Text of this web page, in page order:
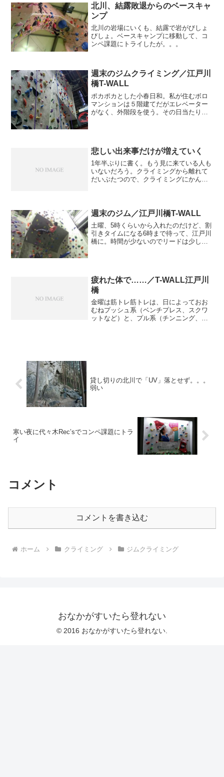
北川、結露敗退からのベースキャ
ンプ
北川の岩場にいくも、結露で岩がびしょ
びしょ。ベースキャンプに移動して、コ
ンペ課題にトライしたが。。。
週末のジムクライミング／江戸川
橋T-WALL
ポカポカとした小春日和。私が住むボロ
マンションは５階建てだがエレベーター
がなく、外階段を使う。その日当たりの
あった。もともとは家猫だったのかもし
れない。
悲しい出来事だけが増えていく
1年半ぶりに書く。もう見に来ている人も
いないだろう。クライミングから離れて
だいぶたつので、クライミングにかんし
イミングのことを思い出...
週末のジム／江戸川橋T-WALL
土曜、5時くらいから入れたのだけど、割
引きタイムになる6時まで待って、江戸川
橋に。時間が少ないのでリードは少しだ
疲れた体で……／T-WALL江戸川
橋
金曜は筋トレ筋トレは、日によっておお
むねプッシュ系（ベンチプレス、スクワ
ットなど）と、プル系（チンニング、デ
貸し切りの北川で「UV」落とせず。。。
弱い
寒い夜に代々木Rec’sでコンペ課題にトラ
イ
コメント
コメントを書き込む
ホーム クライミング ジムクライミング
おなかがすいたら登れない
© 2016 おなかがすいたら登れない.